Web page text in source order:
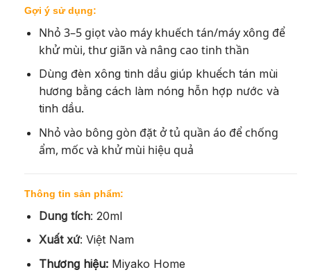
Gợi ý sử dụng:
Nhỏ 3–5 giọt vào máy khuếch tán/máy xông để
khử mùi, thư giãn và nâng cao tinh thần
Dùng đèn xông tinh dầu giúp khuếch tán mùi
hương bằng cách làm nóng hỗn hợp nước và
tinh dầu.
Nhỏ vào bông gòn đặt ở tủ quần áo để chống
ẩm, mốc và khử mùi hiệu quả
Thông tin sản phẩm:
Dung tích: 20ml
Xuất xứ: Việt Nam
Thương hiệu:Miyako Home